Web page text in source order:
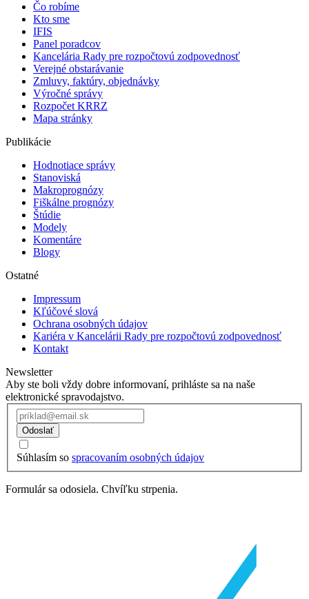
Čo robíme
Kto sme
IFIS
Panel poradcov
Kancelária Rady pre rozpočtovú zodpovednosť
Verejné obstarávanie
Zmluvy, faktúry, objednávky
Výročné správy
Rozpočet KRRZ
Mapa stránky
Publikácie
Hodnotiace správy
Stanoviská
Makroprognózy
Fiškálne prognózy
Štúdie
Modely
Komentáre
Blogy
Ostatné
Impressum
Kľúčové slová
Ochrana osobných údajov
Kariéra v Kancelárii Rady pre rozpočtovú zodpovednosť
Kontakt
Newsletter
Aby ste boli vždy dobre informovaní, prihláste sa na naše
elektronické spravodajstvo.
Odoslať
Súhlasím so spracovaním osobných údajov
Formulár sa odosiela. Chvíľku strpenia.